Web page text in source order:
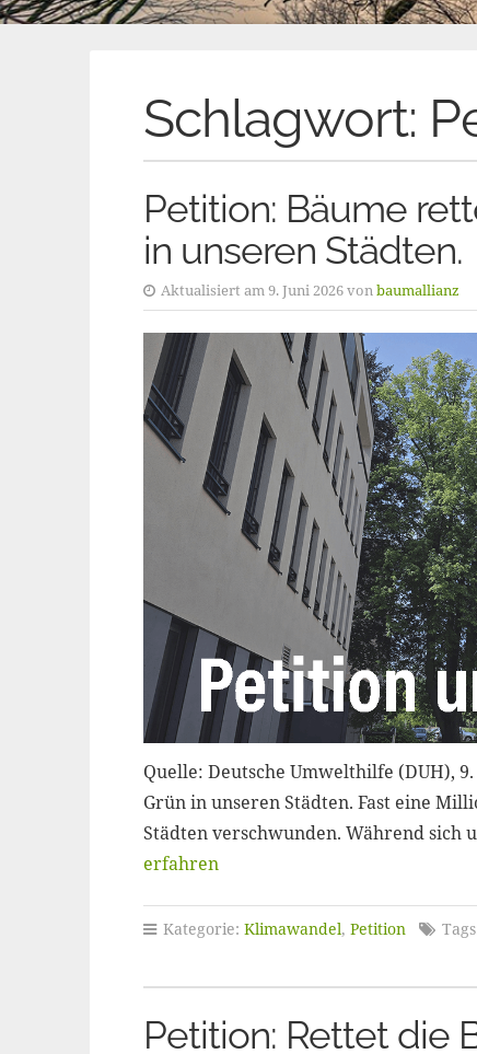
Schlagwort:
Petition: Bäume
in unseren Städten.
Aktualisiert am 9. Juni 2026 vonbaumallianz
Quelle: Deutsche Umwelthilfe (DUH),
Grün in unseren Städten. Fast eine
Städten verschwunden. Während
erfahren
Kategorie: Klimawandel, Petition
Petition: Rettet die